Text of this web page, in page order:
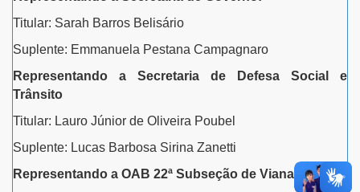
Titular: Sarah Barros Belisário
Suplente: Emmanuela Pestana Campagnaro
Representando a Secretaria de Defesa Social e
Trânsito
Titular: Lauro Júnior de Oliveira Poubel
Suplente: Lucas Barbosa Sirina Zanetti
Representando a OAB 22ª Subseção de Viana